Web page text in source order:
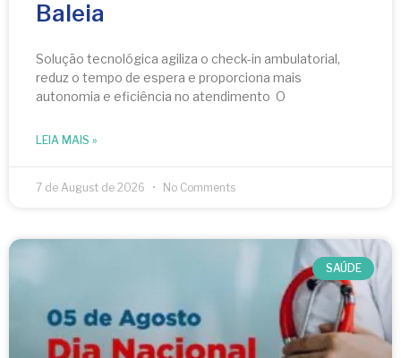
Baleia
Solução tecnológica agiliza o check-in ambulatorial,
reduz o tempo de espera e proporciona mais
autonomia e eficiência no atendimento O
LEIA MAIS »
7 de August de 2026 No Comments
SAÚDE